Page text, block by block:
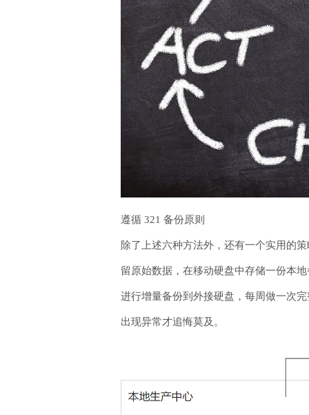
遵循 321 备份原则
除了上述六种方法外，还有一个实用的
留原始数据，在移动硬盘中存储一份本
进行增量备份到外接硬盘，每周做一次
出现异常才追悔莫及。